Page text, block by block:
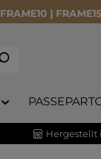
FRAME10 |
Hergestellt